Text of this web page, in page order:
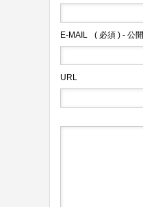
E-MAIL ( 必須 ) - 公
URL